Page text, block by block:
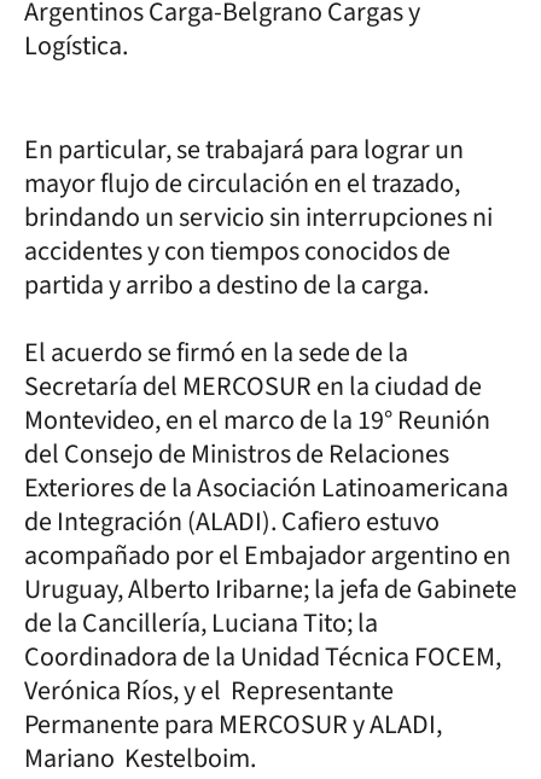
Argentinos Carga-Belgrano Cargas y
Logística.
En particular, se trabajará para lograr un
mayor flujo de circulación en el trazado,
brindando un servicio sin interrupciones ni
accidentes y con tiempos conocidos de
partida y arribo a destino de la carga.
El acuerdo se firmó en la sede de la
Secretaría del MERCOSUR en la ciudad de
Montevideo, en el marco de la 19° Reunión
del Consejo de Ministros de Relaciones
Exteriores de la Asociación Latinoamericana
de Integración (ALADI). Cafiero estuvo
acompañado por el Embajador argentino en
Uruguay, Alberto Iribarne; la jefa de Gabinete
de la Cancillería, Luciana Tito; la
Coordinadora de la Unidad Técnica FOCEM,
Verónica Ríos, y el Representante
Permanente para MERCOSUR y ALADI,
Mariano Kestelboim.